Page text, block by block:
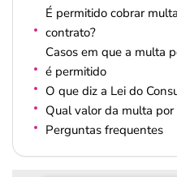
É permitido cobrar
contrato?
Casos em que a multa
é permitido
O que diz a Lei do
Qual valor da multa
Perguntas frequentes